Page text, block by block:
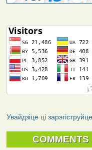
Увайдзіцеці
COMMENTS